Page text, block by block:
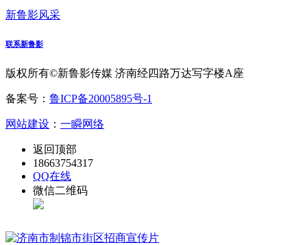
新鲁影风采
联系新鲁影
版权所有©新鲁影传媒 济南经四路万达写字楼A座
备案号： 鲁ICP备20005895号-1
网站建设 ： 一瞬网络
返回顶部
18663754317
QQ在线
微信二维码